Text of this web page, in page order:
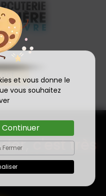
et vous donne le
vous souhaitez
Fermer
c'est très
!